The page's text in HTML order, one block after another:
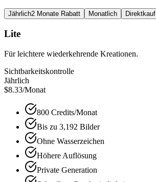
Jährlich2 Monate Rabatt Monatlich Direktkauf
Lite
Für leichtere wiederkehrende Kreationen.
Sichtbarkeitskontrolle
Jährlich
$8.33/Monat
800 Credits/Monat
Bis zu 3,192 Bilder
Ohne Wasserzeichen
Höhere Auflösung
Private Generation